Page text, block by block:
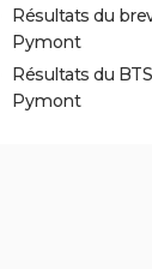
Résultats du
Pymont
Résultats du
Pymont